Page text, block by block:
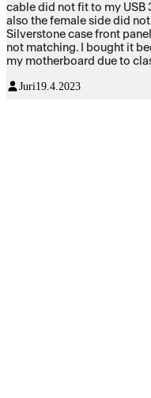
cable did not fit to my USB
also the female side did
Silverstone case front
not matching. I bought it
my motherboard due to
Juri19.4.2023